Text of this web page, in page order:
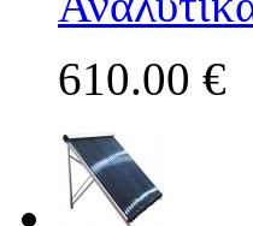
610.00 €